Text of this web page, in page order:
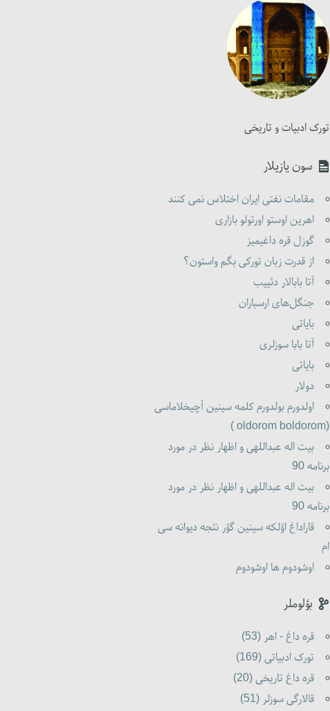
تورک ادبیات و تاریخی
سون یازیلار
مقامات نفتی ایران اختلاس نمی کنند
اهرین اوستو اورتولو بازاری
گوزل قره داغیمیز
از قدرت زبان تورکی بگم واستون؟
آتا بابالار دئییب
جنگل‌های ارسباران
بایاتی
آتا بابا سوزلری
بایاتی
دولار
اولدورم بولدورم کلمه سینین آچیخلاماسی
(oldorom boldorom )
بیت اله عبداللهی و اظهار نظر در مورد
برنامه 90
بیت اله عبداللهی و اظهار نظر در مورد
برنامه 90
قاراداغ اؤلکه سینین گؤر نئجه دیوانه سی
ام
اوشودوم ها اوشودوم
بؤلوملر
قره داغ - اهر (53)
تورک ادبیاتی (169)
قره داغ تاریخی (20)
قالارگی سوزلر (51)